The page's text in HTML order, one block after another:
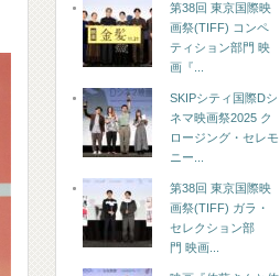
第38回 東京国際映
画祭(TIFF) コンペ
ティション部門 映
画『...
SKIPシティ国際Dシ
ネマ映画祭2025 ク
ロージング・セレモ
ニー...
第38回 東京国際映
画祭(TIFF) ガラ・
セレクション部
門 映画...